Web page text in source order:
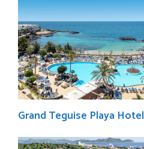
Grand Teguise Playa Hotel